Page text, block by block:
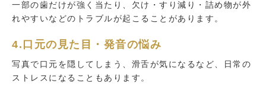
一部の歯だけが強く当たり、欠け・すり減り・詰め物が外
れやすいなどのトラブルが起こることがあります。
4.口元の見た目・発音の悩み
写真で口元を隠してしまう、滑舌が気になるなど、日常の
ストレスになることもあります。